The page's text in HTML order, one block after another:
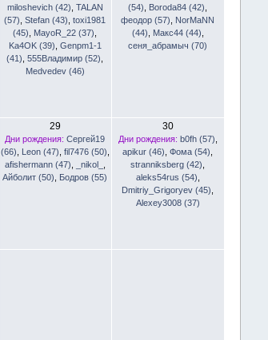
miloshevich (42) TALAN
(57) ,Stefan (43) ,toxi1981
(45)
MayoR_22 (37)
Ka4OK (39) Genpm1-1
(41) ,555Владимир (52)
Medvedev (46)
(54)
Boroda84 (42)
феодор (57)
NorMaNN
(44)
Макс44 (44)
сеня_абрамыч (70)
29
Дни рождения: Сергей19
(66)
Leon (47) fil7476 (50)
afishermann (47)
_nikol_
Айболит (50)
Бодров (55)
30
Дни рождения: b0fh (57)
apikur (46) ,Фома (54)
stranniksberg (42)
aleks54rus (54)
Dmitriy_Grigoryev (45)
Alexey3008 (37)